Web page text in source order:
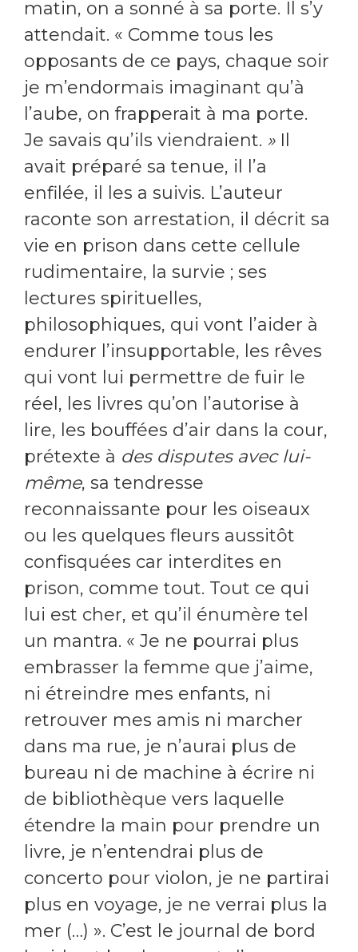
matin, on a sonné à sa porte. Il s’y
attendait. « Comme tous les
opposants de ce pays, chaque soir
je m’endormais imaginant qu’à
l’aube, on frapperait à ma porte.
Je savais qu’ils viendraient. »Il
avait préparé sa tenue, il l’a
enfilée, il les a suivis. L’auteur
raconte son arrestation, il décrit sa
vie en prison dans cette cellule
rudimentaire, la survie ; ses
lectures spirituelles,
philosophiques, qui vont l’aider à
endurer l’insupportable, les rêves
qui vont lui permettre de fuir le
réel, les livres qu’on l’autorise à
lire, les bouffées d’air dans la cour,
prétexte à des disputes avec lui-
même, sa tendresse
reconnaissante pour les oiseaux
ou les quelques fleurs aussitôt
confisquées car interdites en
prison, comme tout. Tout ce qui
lui est cher, et qu’il énumère tel
un mantra. « Je ne pourrai plus
embrasser la femme que j’aime,
ni étreindre mes enfants, ni
retrouver mes amis ni marcher
dans ma rue, je n’aurai plus de
bureau ni de machine à écrire ni
de bibliothèque vers laquelle
étendre la main pour prendre un
livre, je n’entendrai plus de
concerto pour violon, je ne partirai
plus en voyage, je ne verrai plus la
mer (…) ». C’est le journal de bord